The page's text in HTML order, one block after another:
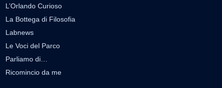
L’Orlando Curioso
La Bottega di Filosofia
Labnews
Le Voci del Parco
Parliamo di…
Ricomincio da me